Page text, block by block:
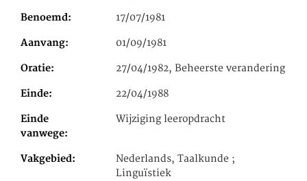
Benoemd 17/07/1981
Aanvang 01/09/1981
Oratie 27/04/1982, Beheerste verandering
Einde 22/04/1988
Einde
vanwege
Wijziging leeropdracht
Vakgebied
Nederlands, Taalkunde ;
Linguïstiek